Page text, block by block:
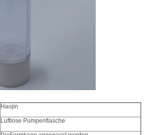
Haojin
Luftlose Pumpenflasche